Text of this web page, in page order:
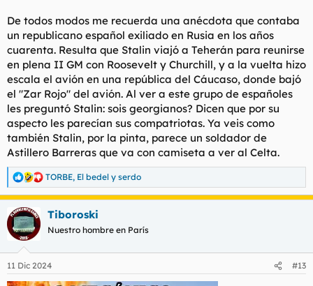
De todos modos me recuerda una anécdota que contaba
un republicano español exiliado en Rusia en los años
cuarenta. Resulta que Stalin viajó a Teherán para reunirse
en plena II GM con Roosevelt y Churchill, y a la vuelta hizo
escala el avión en una república del Cáucaso, donde bajó
el "Zar Rojo" del avión. Al ver a este grupo de españoles
les preguntó Stalin: sois georgianos? Dicen que por su
aspecto les parecían sus compatriotas. Ya veis como
también Stalin, por la pinta, parece un soldador de
Astillero Barreras que va con camiseta a ver al Celta.
R
e
a
c
c
i
e
s
TORBE, El bedel y serdo
Tiboroski
Nuestro hombre en París
11 Dic 2024 #13